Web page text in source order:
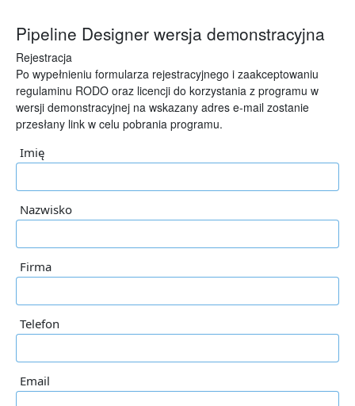
Pipeline Designer wersja demonstracyjna
Rejestracja
Po wypełnieniu formularza rejestracyjnego i zaakceptowaniu
regulaminu RODO oraz licencji do korzystania z programu w
wersji demonstracyjnej na wskazany adres e-mail zostanie
przesłany link w celu pobrania programu.
Imię
Nazwisko
Firma
Telefon
Email